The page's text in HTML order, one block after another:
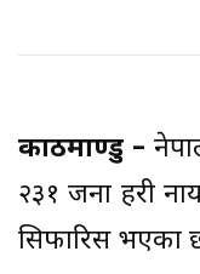
काठमाण्डु –
२३१ जना प्रहरी
सिफारिस भएका